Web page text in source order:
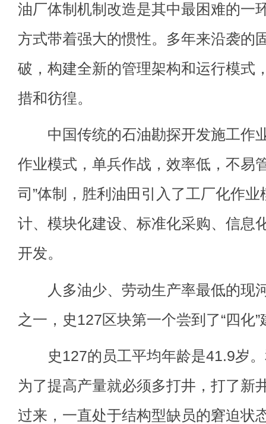
油厂体制机制改造是其中最困难的一
方式带着强大的惯性。多年来沿袭的
破，构建全新的管理架构和运行模式
措和彷徨。
中国传统的石油勘探开发施工作
作业模式，单兵作战，效率低，不易
司”体制，胜利油田引入了工厂化作
计、模块化建设、标准化采购、信息
开发。
人多油少、劳动生产率最低的现
之一，史127区块第一个尝到了“四化
史127的员工平均年龄是41.9岁。
为了提高产量就必须多打井，打了新
过来，一直处于结构型缺员的窘迫状